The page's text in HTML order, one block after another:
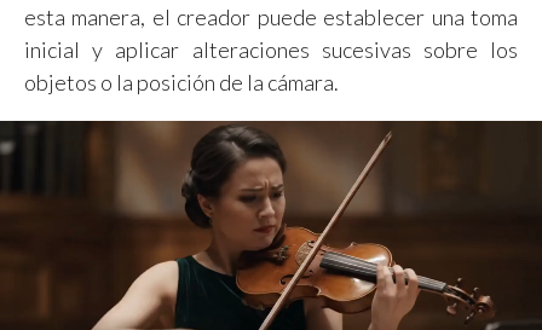
esta manera, el creador puede establecer una toma
inicial y aplicar alteraciones sucesivas sobre los
objetos o la posición de la cámara.